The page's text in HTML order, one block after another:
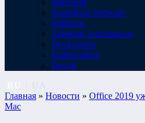
SmartBear Software
JetBrains
Allround Automations
DevExpress
Embarcadero
Devart
Главная » Новости » Office 2019
Mac